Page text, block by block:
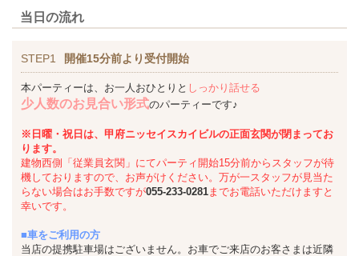
当日の流れ
STEP1 開催15分前より受付開始
本パーティーは、お一人おひとりと しっかり話せる
少人数のお見合い形式のパーティーです♪
※日曜・祝日は、甲府ニッセイスカイビルの正面玄関が閉まってお
ります。
建物西側「従業員玄関」にてパーティ開始15分前からスタッフが待
機しておりますので、お声がけください。万が一スタッフが見当た
らない場合はお手数ですが055-233-0281 までお電話いただけますと
幸いです。
■車をご利用の方
当店の提携駐車場はございません。お車でご来店のお客さまは近隣